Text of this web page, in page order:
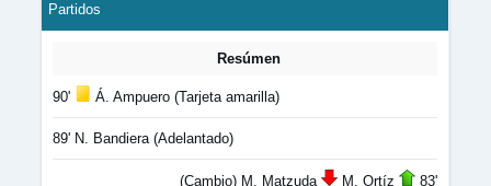
Partidos
Resúmen
90' Á. Ampuero (Tarjeta amarilla)
89' N. Bandiera (Adelantado)
(Cambio) M. Matzuda M. Ortíz 83'